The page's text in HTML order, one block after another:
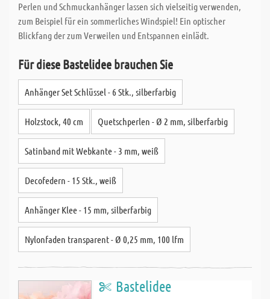
Perlen und Schmuckanhänger lassen sich vielseitig verwenden,
zum Beispiel für ein sommerliches Windspiel! Ein optischer
Blickfang der zum Verweilen und Entspannen einlädt.
Für diese Bastelidee brauchen Sie
Anhänger Set Schlüssel - 6 Stk., silberfarbig
Holzstock, 40 cm Quetschperlen - Ø 2 mm, silberfarbig
Satinband mit Webkante - 3 mm, weiß
Decofedern - 15 Stk., weiß
Anhänger Klee - 15 mm, silberfarbig
Nylonfaden transparent - Ø 0,25 mm, 100 lfm
Bastelidee